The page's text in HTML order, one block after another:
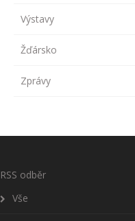
Výstavy
Žďársko
Zprávy
RSS odběr
Vše